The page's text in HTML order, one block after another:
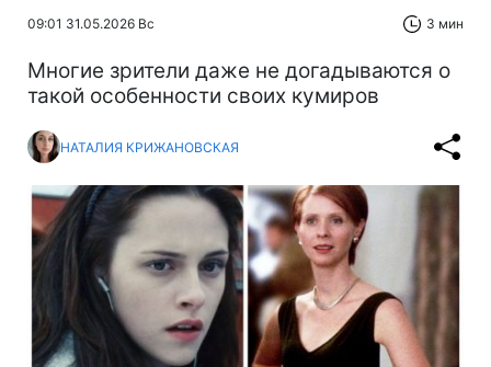
09:01 31.05.2026 Вс 3 мин
Многие зрители даже не догадываются о
такой особенности своих кумиров
НАТАЛИЯ КРИЖАНОВСКАЯ